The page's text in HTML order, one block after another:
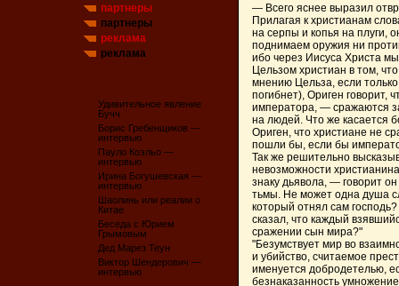
партнеры
партнеры
реклама
реклама
Удивительное явление
Бучч
Борис Гребенщиков —
интервью
Пауло Коэльо —
интервью
Ирина Богушевская —
интервью
Шаолинь или реалии о
Китае
Беседа с Юрием
Грымовым
Дед Марез Теун
Виктор Шендерович —
интервью
— Всего яснее выразил
Прилагая к христианам
на серпы и копья на плуги,
поднимаем оружия ни
ибо через Иисуса Христа
Цельзом христиан в том,
мнению Цельза, если
погибнет), Ориген говорит,
императора, — сражаются
на людей. Что же касается
Ориген, что христиане не
пошли бы, если бы
Так же решительно
невозможности
знаку дьявола, — говорит
тьмы. Не может одна душа
который отнял сам
сказал, что каждый
сражении сын мира?"
"Безумствует мир во
и убийство, считаемое
именуется добродетелью,
безнаказанность